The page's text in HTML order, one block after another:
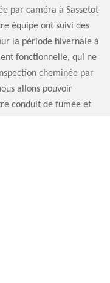
par caméra à Sassetot
équipe ont suivi des
la période hivernale à
fonctionnelle, qui ne
cheminée par
allons pouvoir
conduit de fumée et